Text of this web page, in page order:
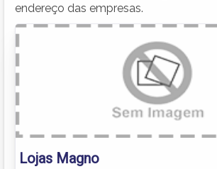
endereço das empresas.
Lojas Magno